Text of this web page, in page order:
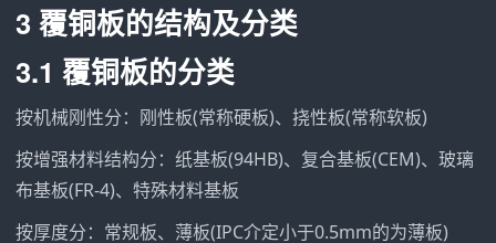
3 覆铜板的结构及分类
3.1 覆铜板的分类
按机械刚性分：刚性板(常称硬板)、挠性板(常称软板)
按增强材料结构分：纸基板(94HB)、复合基板(CEM)、玻璃
布基板(FR-4)、特殊材料基板
按厚度分：常规板、薄板(IPC介定小于0.5mm的为薄板)